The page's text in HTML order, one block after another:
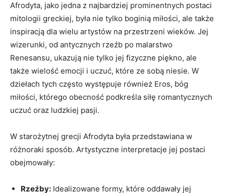
Afrodyta, jako jedna z najbardziej prominentnych postaci
mitologii greckiej, była nie tylko boginią miłości, ale także
inspiracją dla wielu artystów na przestrzeni wieków. Jej
wizerunki, od antycznych rzeźb po malarstwo
Renesansu, ukazują nie tylko jej fizyczne piękno, ale
także wielość emocji i uczuć, które ze sobą niesie. W
dziełach tych często występuje również Eros, bóg
miłości, którego obecność podkreśla siłę romantycznych
uczuć oraz ludzkiej pasji.
W starożytnej grecji Afrodyta była przedstawiana w
różnoraki sposób. Artystyczne interpretacje jej postaci
obejmowały:
Rzeźby: Idealizowane formy, które oddawały jej